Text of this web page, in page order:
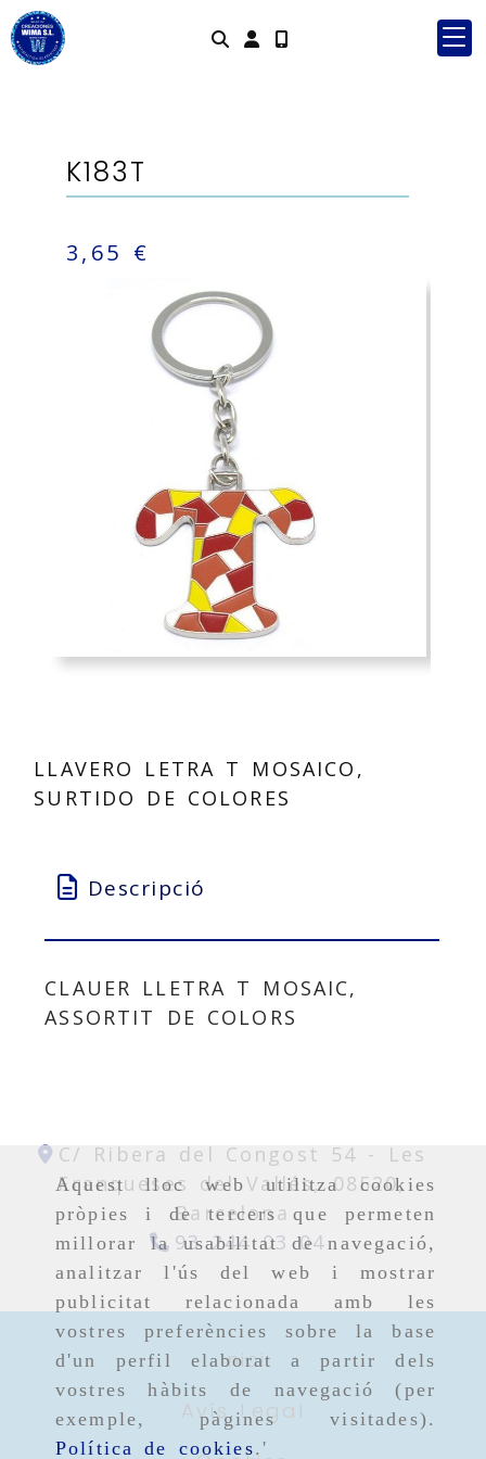
Aquest lloc web utilitza cookies
pròpies i de tercers que permeten
millorar la usabilitat de navegació,
analitzar l'ús del web i mostrar
publicitat relacionada amb les
vostres preferències sobre la base
d'un perfil elaborat a partir dels
vostres hàbits de navegació (per
exemple, pàgines visitades).
Política de cookies.'
Identifícat
K183T
3,65 €
LLAVERO LETRA T MOSAICO,
SURTIDO DE COLORES
Descripció
CLAUER LLETRA T MOSAIC,
ASSORTIT DE COLORS
C/ Ribera del Congost 54 -
Les
Franqueses del Vallés,08520,
Barcelona
93 244 03 04
Inici
Avís Legal